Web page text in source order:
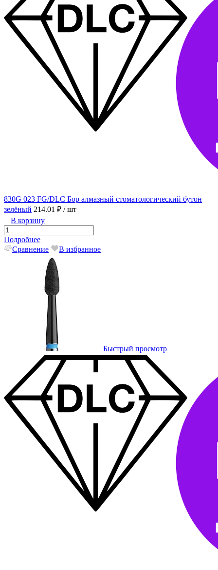
830G 023 FG/DLC Бор алмазный стоматологический бутон
зелёный 214.01 ₽ / шт
В корзину
Подробнее
Сравнение
В избранное
Быстрый просмотр